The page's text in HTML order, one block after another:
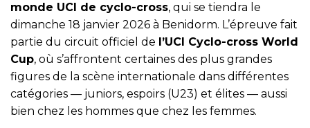
monde UCI de cyclo-cross, qui se tiendra le
dimanche 18 janvier 2026 à Benidorm. L’épreuve fait
partie du circuit officiel de l’UCI Cyclo-cross World
Cup, où s’affrontent certaines des plus grandes
figures de la scène internationale dans différentes
catégories — juniors, espoirs (U23) et élites — aussi
bien chez les hommes que chez les femmes.